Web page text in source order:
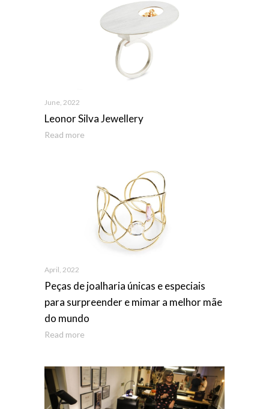
June, 2022
Leonor Silva Jewellery
Read more
April, 2022
Peças de joalharia únicas e especiais
para surpreender e mimar a melhor mãe
do mundo
Read more